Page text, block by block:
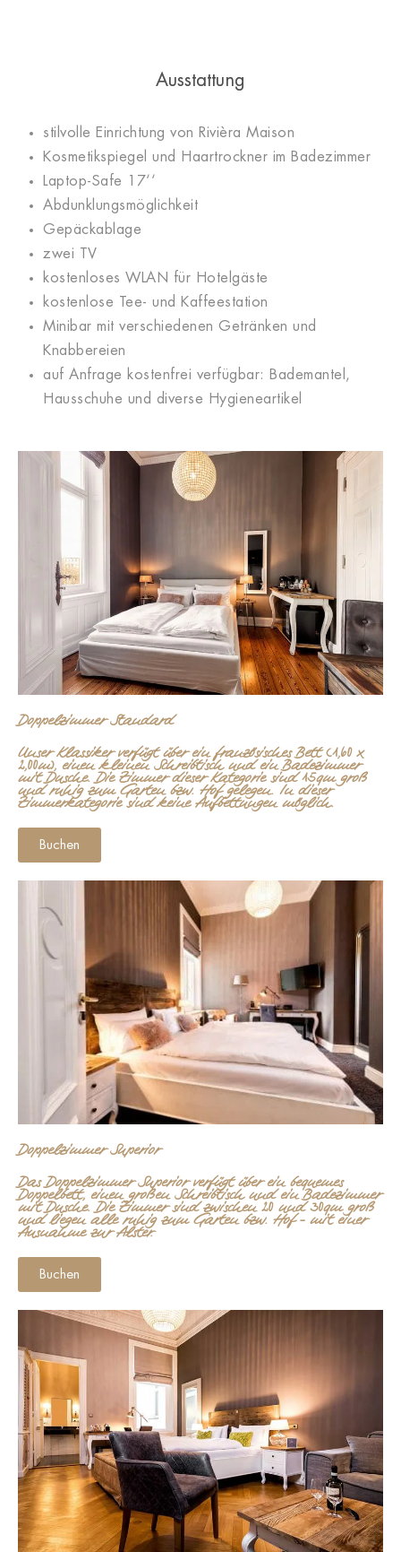
Ausstattung
stilvolle Einrichtung von Rivièra Maison
Kosmetikspiegel und Haartrockner im Badezimmer
Laptop-Safe 17‘‘
Abdunklungsmöglichkeit
Gepäckablage
zwei TV
kostenloses WLAN für Hotelgäste
kostenlose Tee- und Kaffeestation
Minibar mit verschiedenen Getränken und
Knabbereien
auf Anfrage kostenfrei verfügbar: Bademantel,
Hausschuhe und diverse Hygieneartikel
Doppelzimmer Standard
Unser Klassiker verfügt über ein französisches Bett (1,60 x
2,00m), einen kleinen Schreibtisch und ein Badezimmer
mit Dusche. Die Zimmer dieser Kategorie sind 15qm groß
und ruhig zum Garten bzw. Hof gelegen. In dieser
Zimmerkategorie sind keine Aufbettungen möglich.
Buchen
Doppelzimmer Superior
Das Doppelzimmer Superior verfügt über ein bequemes
Doppelbett, einen großen Schreibtisch und ein Badezimmer
mit Dusche. Die Zimmer sind zwischen 20 und 30qm groß
und liegen alle ruhig zum Garten bzw. Hof – mit einer
Ausnahme zur Alster.
Buchen